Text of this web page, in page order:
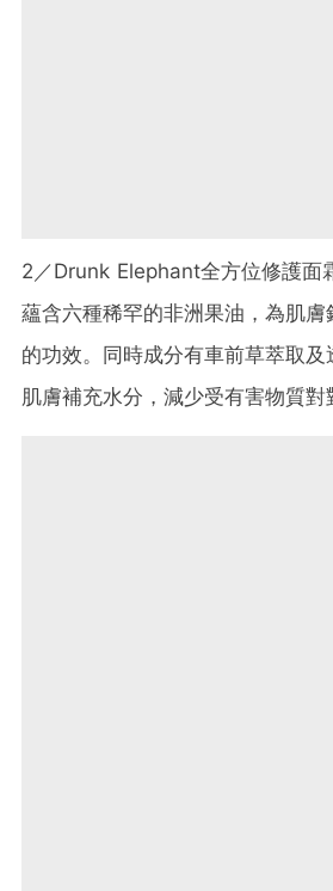
2／Drunk Elephant全方位修護面
蘊含六種稀罕的非洲果油，為肌
的功效。同時成分有車前草萃取
肌膚補充水分，減少受有害物質對